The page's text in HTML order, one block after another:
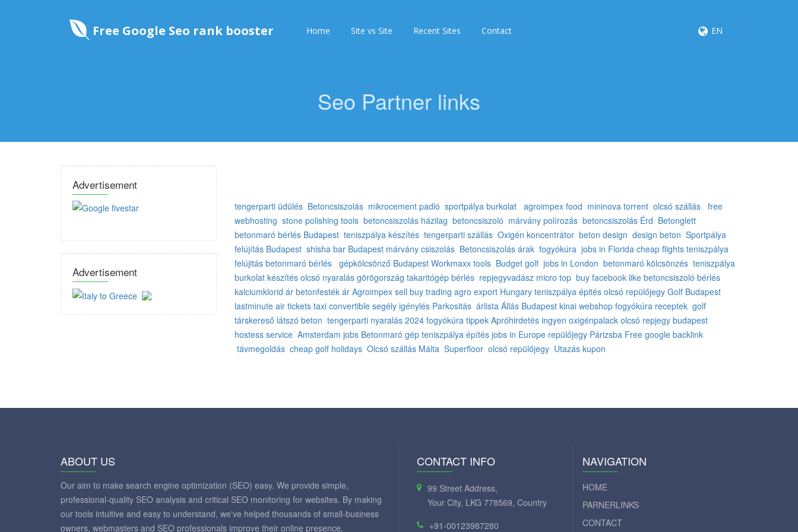
Free Google Seo rank booster Home Site vs Site Recent Sites Contact EN
Seo Partner links
Advertisement
Advertisement
tengerparti üdülés Betoncsiszolás mikrocement padló sportpálya burkolat agroimpex food mininova torrent olcsó szállás free
webhosting stone polishing tools betoncsiszolás házilag betoncsiszoló márvány polírozás betoncsiszolás Érd Betonglett
betonmaró bérlés Budapest teniszpálya készítés tengerparti szállás Oxigén koncentrátor beton design design beton Sportpálya
felújítás Budapest shisha bar Budapest márvány csiszolás Betoncsiszolás árak fogyókúra jobs in Florida cheap flights teniszpálya
felújitás betonmaró bérlés gépkölcsönző Budapest Workmaxx tools Budget golf jobs in London betonmaró kölcsönzés teniszpálya
burkolat készítés olcsó nyaralás görögország takaritógép bérlés repjegyvadász micro top buy facebook like betoncsiszoló bérlés
kalciumklorid ár betonfesték ár Agroimpex sell buy trading agro export Hungary teniszpálya épités olcsó repülőjegy Golf Budapest
lastminute air tickets taxi convertible segély igénylés Parkositás árlista Állás Budapest kinai webshop fogyókúra receptek golf
társkereső látszó beton tengerparti nyaralás 2024 fogyókúra tippek Apróhirdetés ingyen oxigénpalack olcsó repjegy budapest
hostess service Amsterdam jobs Betonmaró gép teniszpálya építés jobs in Europe repülőjegy Párizsba Free google backlink
távmegoldás cheap golf holidays Olcsó szállás Málta Superfloor olcsó repülőjegy Utazás kupon
ABOUT US
Our aim to make search engine optimization (SEO) easy. We provide simple,
professional-quality SEO analysis and critical SEO monitoring for websites. By making
our tools intuitive and easy to understand, we've helped thousands of small-business
owners, webmasters and SEO professionals improve their online presence.
CONTACT INFO
99 Street Address,
Your City, LKG 778569, Country
+91-00123987280
NAVIGATION
HOME
PARNERLINKS
CONTACT